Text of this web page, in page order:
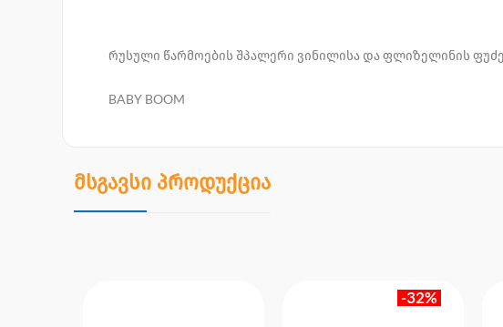
რუსული წარმოების შპალერი ვინილისა და ფლიზელინის
BABY BOOM
მსგავსი პროდუქცია
-32%